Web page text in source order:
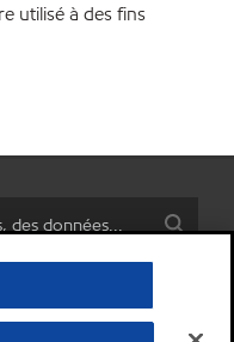
utilisé à des fins